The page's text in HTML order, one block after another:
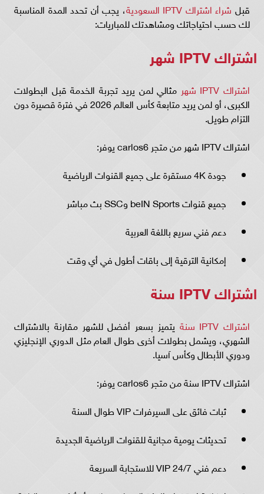
قبل شراء اشتراك IPTV السعودية
، يجب أن تحدد المدة المناسبة
لك حسب احتياجاتك ومشاهدتك للمباريات:
اشتراك IPTV شهر
اشتراك IPTV شهر
مثالي لمن يريد تجربة الخدمة قبل البطولات
الكبرى، أو لمن يريد متابعة كأس العالم 2026 في فترة قصيرة دون
التزام طويل.
اشتراك IPTV شهر من متجر carlos6 يوفر:
جودة 4K مستقرة على جميع القنوات الرياضية
جميع قنوات beIN Sports وSSC بث مباشر
دعم فني سريع باللغة العربية
إمكانية الترقية إلى باقات أطول في أي وقت
اشتراك IPTV سنة
اشتراك IPTV سنة
يتميز بسعر أفضل للشهر مقارنة بالاشتراك
الشهري، ويشمل بطولات أخرى طوال العام مثل الدوري الإنجليزي
ودوري الأبطال وكأس آسيا.
اشتراك IPTV سنة من متجر carlos6 يوفر:
ثبات فائق على السيرفرات VIP طوال السنة
تحديثات يومية مجانية للقنوات الرياضية الجديدة
دعم فني VIP 24/7 للاستجابة السريعة